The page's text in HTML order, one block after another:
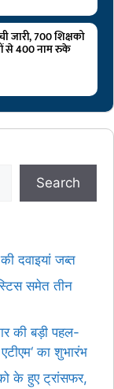
जारी, 700 शिक्षको
से 400 नाम रुके
Search
दवाइयां जब्त
समेत तीन
की बड़ी पहल-
का शुभारंभ
के हुए ट्रांसफर,